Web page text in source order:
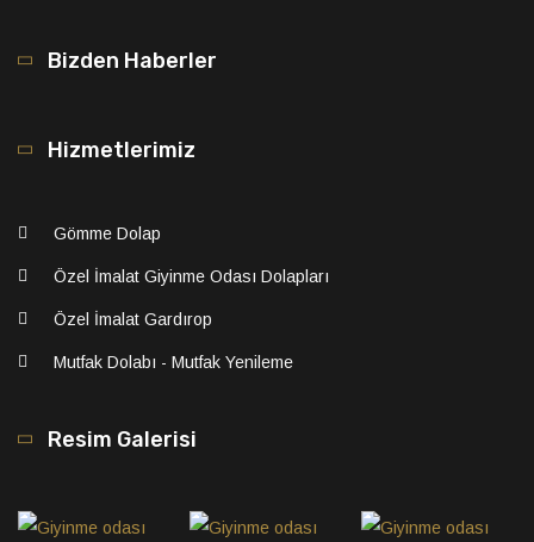
Bizden Haberler
Hizmetlerimiz
Gömme Dolap
Özel İmalat Giyinme Odası Dolapları
Özel İmalat Gardırop
Mutfak Dolabı - Mutfak Yenileme
Resim Galerisi